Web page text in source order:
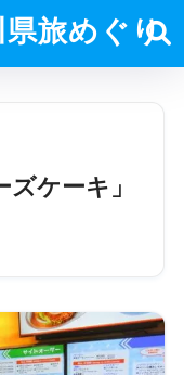
旅めぐり
ケーキ」